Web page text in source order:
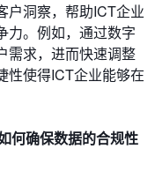
户洞察，帮助ICT企业
力。例如，通过数字
需求，进而快速调整
性使得ICT企业能够在
何确保数据的合规性